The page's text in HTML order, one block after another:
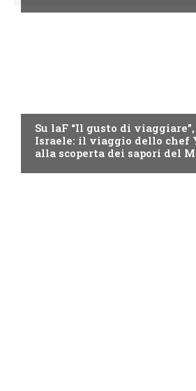
Su laF “Il gusto di
Israele: il viaggio dello chef
alla scoperta dei sapori del